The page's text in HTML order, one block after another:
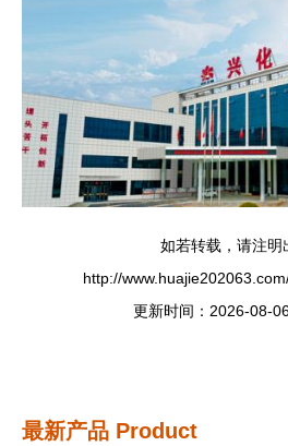
如若转载，请注明
http://
更新时间：2026-08-
最新产品 Product